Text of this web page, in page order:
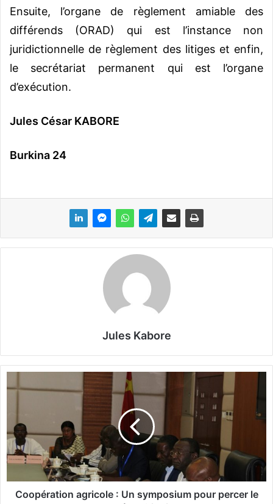
Ensuite, l’organe de règlement amiable des
différends (ORAD) qui est l’instance non
juridictionnelle de règlement des litiges et enfin,
le secrétariat permanent qui est l’organe
d’exécution.
Jules César KABORE
Burkina 24
Jules Kabore
o
é
r
a
i
Coopération agricole : Un symposium pour percer le